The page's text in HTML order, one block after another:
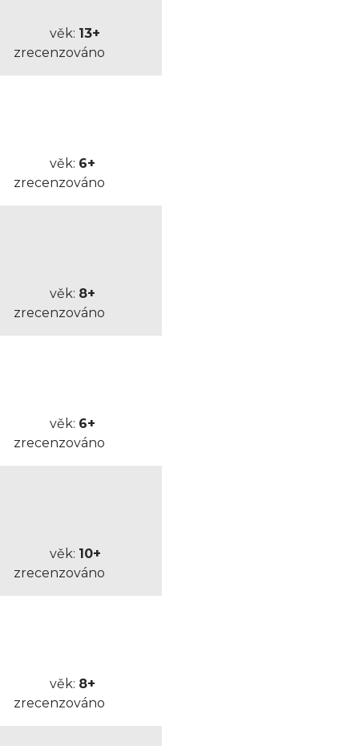
věk: 13+
zrecenzováno
věk: 6+
zrecenzováno
věk: 8+
zrecenzováno
věk: 6+
zrecenzováno
věk: 10+
zrecenzováno
věk: 8+
zrecenzováno